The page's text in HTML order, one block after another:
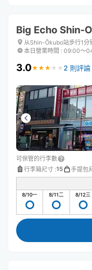
Big Echo Shin-
从Shin-Ōkubo站步行1分
本日營業時間 : 09:00〜
3.0★ ★ ★ ★ ★
★ ★ ★ ★ ★ 2 則評論
可保管的行李數
行李箱尺寸 :15 手提包
8/10一 8/11二 8/12三